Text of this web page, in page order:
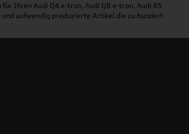
Ihren Audi Q4 e-tron, Audi Q8 e-tron, Audi RS
und aufwendig produzierte Artikel die zu hundert